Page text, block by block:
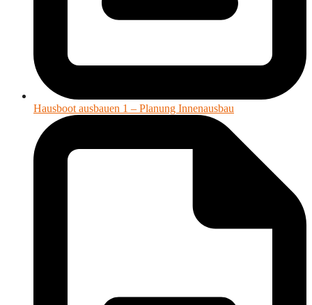
Hausboot ausbauen 1 – Planung Innenausbau